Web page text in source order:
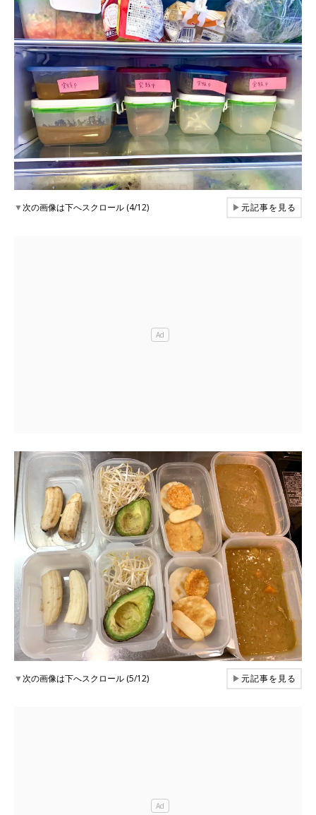
▼次の画像は下へスクロール (4/12) ▶元記事を見る
▼次の画像は下へスクロール (5/12) ▶元記事を見る